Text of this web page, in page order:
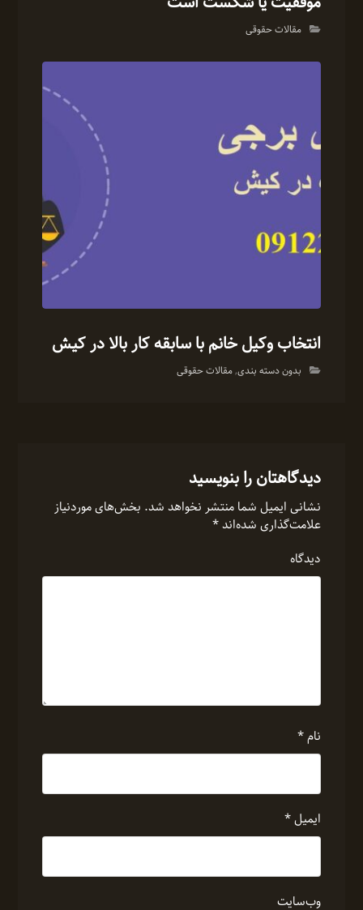
مقالات حقوقی
انتخاب وکیل خانم با سابقه کار بالا در کیش
بدون دسته بندی,مقالات حقوقی
دیدگاهتان را بنویسید
نشانی ایمیل شما منتشر نخواهد شد. بخش‌های موردنیاز
علامت‌گذاری شده‌اند*
دیدگاه
نام*
ایمیل*
وب‌سایت